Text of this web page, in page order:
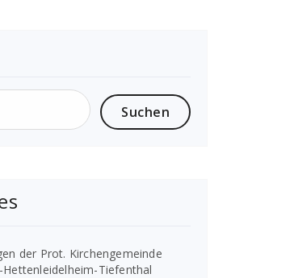
der Prot. Kirchengemeinde
Tiefenthal